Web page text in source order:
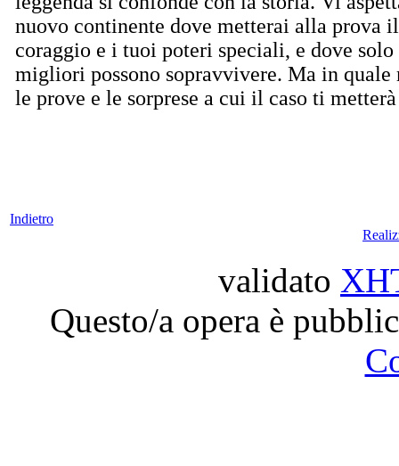
nuovo continente dove metterai alla prova
coraggio e i tuoi poteri speciali, e dove
migliori possono sopravvivere. Ma in
le prove e le sorprese a cui il caso ti
Indietro
validato
Questo/a opera è